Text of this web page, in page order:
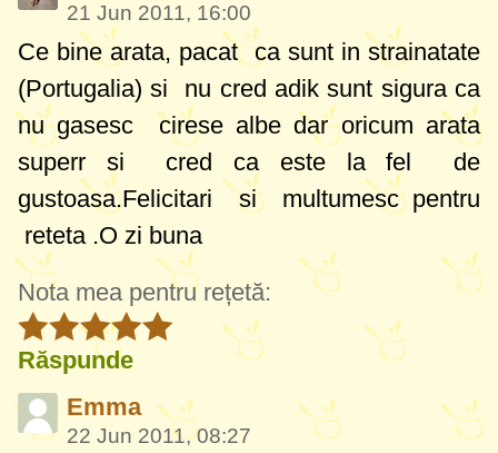
21 Jun 2011, 16:00
Ce bine arata, pacat ca sunt in strainatate
(Portugalia) si nu cred adik sunt sigura ca
nu gasesc cirese albe dar oricum arata
superr si cred ca este la fel de
gustoasa.Felicitari si multumesc pentru
reteta .O zi buna
Nota mea pentru rețetă:
Răspunde
Emma
22 Jun 2011, 08:27